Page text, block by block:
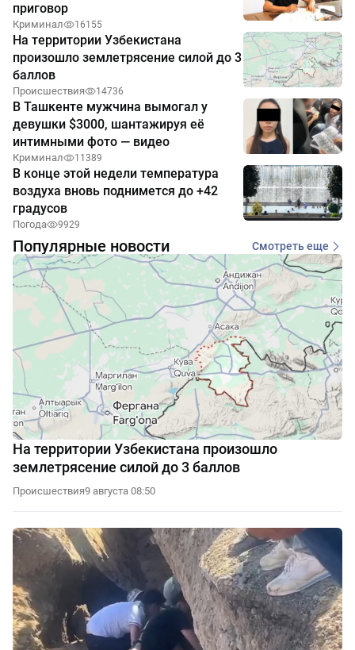
приговор
Криминал 16155
На территории Узбекистана
произошло землетрясение силой до 3
баллов
Происшествия 14736
В Ташкенте мужчина вымогал у
девушки $3000, шантажируя её
интимными фото — видео
Криминал 11389
В конце этой недели температура
воздуха вновь поднимется до +42
градусов
Погода 9929
Популярные новости Смотреть еще
На территории Узбекистана произошло
землетрясение силой до 3 баллов
Происшествия9 августа 08:50